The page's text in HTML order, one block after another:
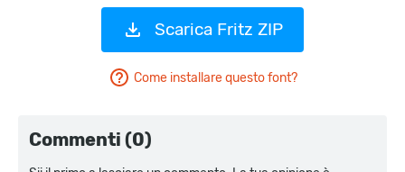
Scarica Fritz ZIP
Come installare questo font?
Commenti (0)